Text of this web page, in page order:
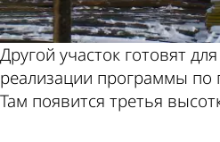
Другой участок готовят
реализации программы по
Там появится третья